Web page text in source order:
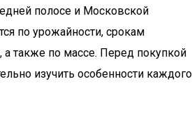
полосе и Московской
по урожайности, срокам
а также по массе. Перед покупкой
изучить особенности каждого